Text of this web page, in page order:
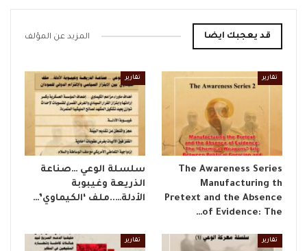
قد يعجبك ايضا المزيد عن المؤلف
تقارير
The Awareness Series
Manufacturing th
Pretext and the Absence
of Evidence: The…
تقارير
​سلسلة الوعي …صناعة
الذريعة وغيبوبة
الأدلة…..ملف ‘الكيماوي’…
تقارير تقارير